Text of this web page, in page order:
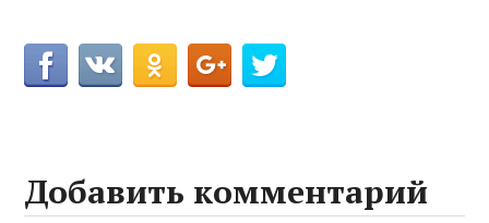
Добавить комментарий